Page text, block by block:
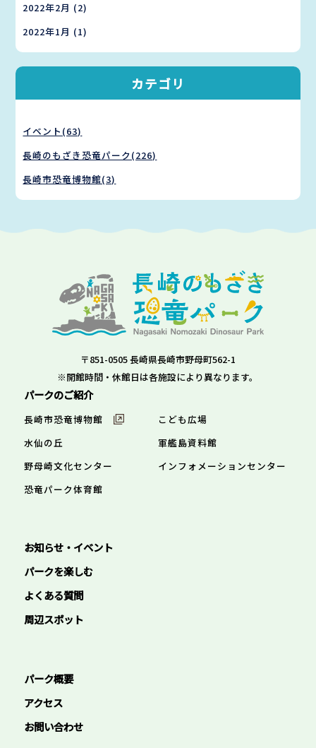
2022年2月 (2)
2022年1月 (1)
カテゴリ
イベント(63)
長崎のもざき恐竜パーク(226)
長崎市恐竜博物館(3)
〒851-0505 長崎県長崎市野母町562-1
※開館時間・休館日は各施設により異なります。
パークのご紹介
長崎市恐竜博物館
こども広場
水仙の丘
軍艦島資料館
野母崎文化センター
インフォメーションセンター
恐竜パーク体育館
お知らせ・イベント
パークを楽しむ
よくある質問
周辺スポット
パーク概要
アクセス
お問い合わせ